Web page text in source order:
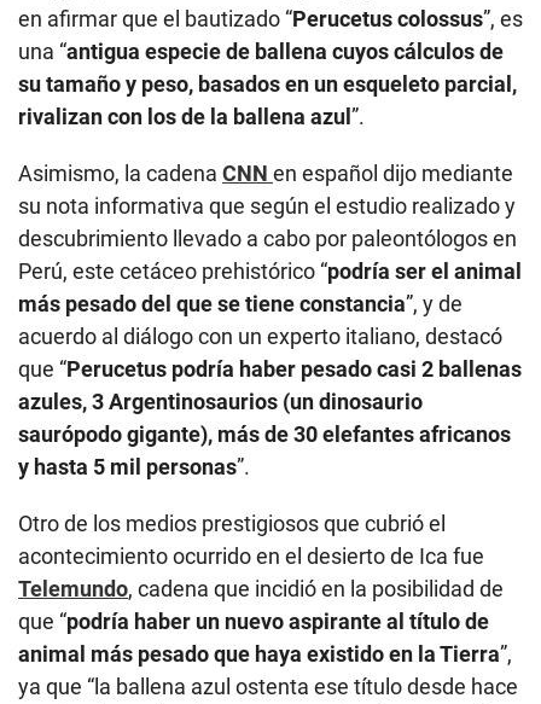
en afirmar que el bautizado “Perucetus colossus”, es
una “antigua especie de ballena cuyos cálculos de
su tamaño y peso, basados en un esqueleto parcial,
rivalizan con los de la ballena azul ”.
Asimismo, la cadena CNN en español dijo mediante
su nota informativa que según el estudio realizado y
descubrimiento llevado a cabo por paleontólogos en
Perú, este cetáceo prehistórico “podría ser el animal
más pesado del que se tiene constancia”, y de
acuerdo al diálogo con un experto italiano, destacó
que “Perucetus podría haber pesado casi 2 ballenas
azules, 3 Argentinosaurios (un dinosaurio
saurópodo gigante), más de 30 elefantes africanos
y hasta 5 mil personas”.
Otro de los medios prestigiosos que cubrió el
acontecimiento ocurrido en el desierto de Ica fue
Telemundo, cadena que incidió en la posibilidad de
que “podría haber un nuevo aspirante al título de
animal más pesado que haya existido en la Tierra”,
ya que “la ballena azul ostenta ese título desde hace